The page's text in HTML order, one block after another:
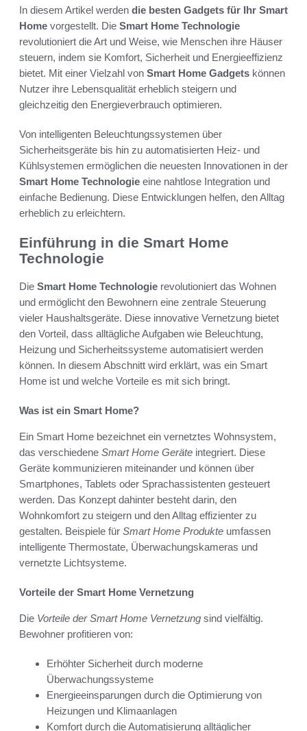
In diesem Artikel werden die besten Gadgets für Ihr Smart
Home vorgestellt. Die Smart Home Technologie
revolutioniert die Art und Weise, wie Menschen ihre Häuser
steuern, indem sie Komfort, Sicherheit und Energieeffizienz
bietet. Mit einer Vielzahl von Smart Home Gadgets können
Nutzer ihre Lebensqualität erheblich steigern und
gleichzeitig den Energieverbrauch optimieren.
Von intelligenten Beleuchtungssystemen über
Sicherheitsgeräte bis hin zu automatisierten Heiz- und
Kühlsystemen ermöglichen die neuesten Innovationen in der
Smart Home Technologie eine nahtlose Integration und
einfache Bedienung. Diese Entwicklungen helfen, den Alltag
erheblich zu erleichtern.
Einführung in die Smart Home
Technologie
Die Smart Home Technologie revolutioniert das Wohnen
und ermöglicht den Bewohnern eine zentrale Steuerung
vieler Haushaltsgeräte. Diese innovative Vernetzung bietet
den Vorteil, dass alltägliche Aufgaben wie Beleuchtung,
Heizung und Sicherheitssysteme automatisiert werden
können. In diesem Abschnitt wird erklärt, was ein Smart
Home ist und welche Vorteile es mit sich bringt.
Was ist ein Smart Home?
Ein Smart Home bezeichnet ein vernetztes Wohnsystem,
das verschiedene Smart Home Geräte integriert. Diese
Geräte kommunizieren miteinander und können über
Smartphones, Tablets oder Sprachassistenten gesteuert
werden. Das Konzept dahinter besteht darin, den
Wohnkomfort zu steigern und den Alltag effizienter zu
gestalten. Beispiele für Smart Home Produkte umfassen
intelligente Thermostate, Überwachungskameras und
vernetzte Lichtsysteme.
Vorteile der Smart Home Vernetzung
Die Vorteile der Smart Home Vernetzung sind vielfältig.
Bewohner profitieren von:
Erhöhter Sicherheit durch moderne
Überwachungssysteme
Energieeinsparungen durch die Optimierung von
Heizungen und Klimaanlagen
Komfort durch die Automatisierung alltäglicher